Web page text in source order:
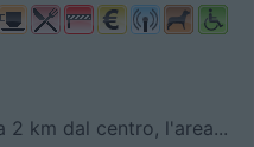
2 km dal centro, l'area...